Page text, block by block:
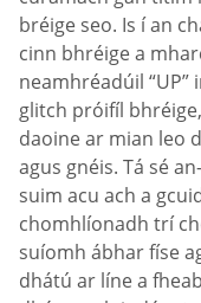
bréige seo. Is í an
cinn bhréige a
neamhréadúil “UP”
glitch próifíl
daoine ar mian leo
agus gnéis. Tá sé
suim acu ach a
chomhlíonadh trí
suíomh ábhar físe
dhátú ar líne a